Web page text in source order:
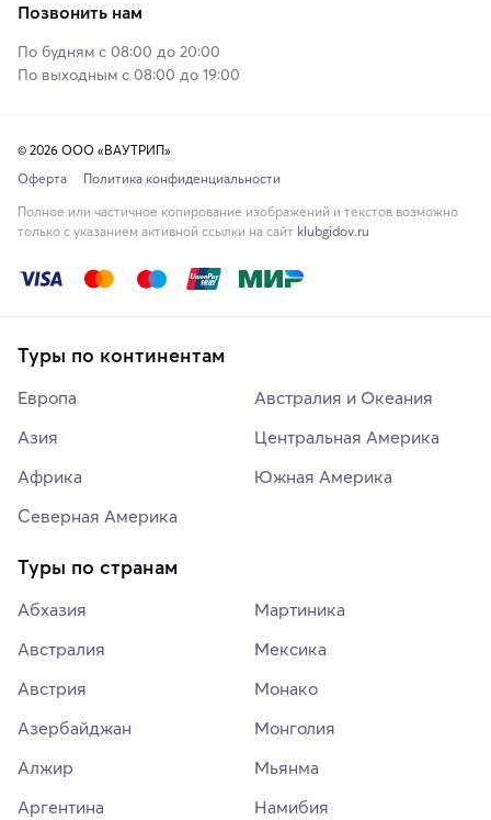
Позвонить нам
По будням с 08:00 до 20:00
По выходным с 08:00 до 19:00
© 2026 ООО «ВАУТРИП»
Оферта
Политика конфиденциальности
Полное или частичное копирование изображений и текстов возможно
только с указанием активной ссылки на сайт klubgidov.ru
Туры по континентам
Европа
Азия
Африка
Северная Америка
Австралия и Океания
Центральная Америка
Южная Америка
Туры по странам
Абхазия
Австралия
Австрия
Азербайджан
Алжир
Аргентина
Мартиника
Мексика
Монако
Монголия
Мьянма
Намибия